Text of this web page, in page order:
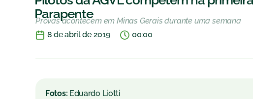
Parapente
Provas acontecem em Minas Gerais durante uma semana
8 de abril de 2019
00:00
Fotos: Eduardo Liotti